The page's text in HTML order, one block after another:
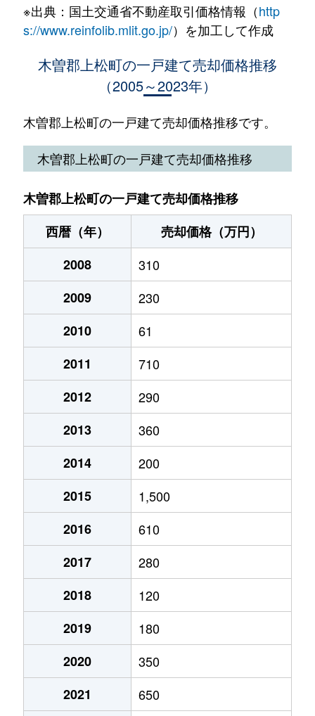
※出典：国土交通省不動産取引価格情報（http
s://www.reinfolib.mlit.go.jp/）を加工して作成
木曽郡上松町の一戸建て売却価格推移
（2005～2023年）
木曽郡上松町の一戸建て売却価格推移です。
木曽郡上松町の一戸建て売却価格推移
木曽郡上松町の一戸建て売却価格推移
西暦（年）
売却価格（万円）
2008
310
2009
230
2010
61
2011
710
2012
290
2013
360
2014
200
2015
1,500
2016
610
2017
280
2018
120
2019
180
2020
350
2021
650